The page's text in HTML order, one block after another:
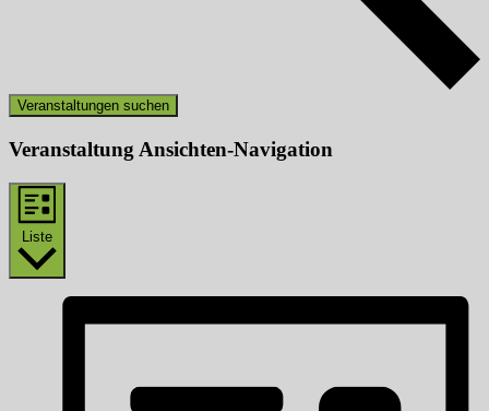
Veranstaltungen suchen
Veranstaltung Ansichten-Navigation
Liste